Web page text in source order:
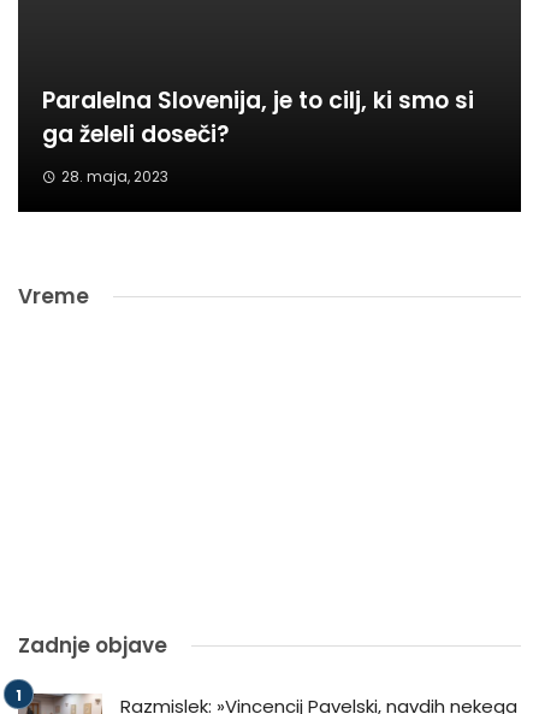
Paralelna Slovenija, je to cilj, ki smo si
ga želeli doseči?
28. maja, 2023
Vreme
Zadnje objave
Razmislek: »Vincencij Pavelski, navdih nekega